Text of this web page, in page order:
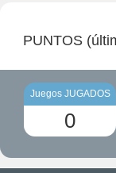
PUNTOS
Juegos JUGADOS
0